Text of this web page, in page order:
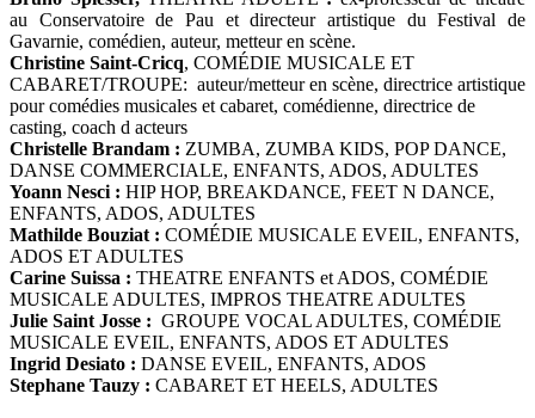
au Conservatoire de Pau et directeur artistique du Festival de
Gavarnie, comédien, auteur, metteur en scène.
Christine Saint-Cricq, COMÉDIE MUSICALE ET
CABARET/TROUPE: auteur/metteur en scène, directrice artistique
pour comédies musicales et cabaret, comédienne, directrice de
casting, coach d acteurs
Christelle Brandam : ZUMBA, ZUMBA KIDS, POP DANCE,
DANSE COMMERCIALE, ENFANTS, ADOS, ADULTES
Yoann Nesci : HIP HOP, BREAKDANCE, FEET N DANCE,
ENFANTS, ADOS, ADULTES
Mathilde Bouziat : COMÉDIE MUSICALE EVEIL, ENFANTS,
ADOS ET ADULTES
Carine Suissa : THEATRE ENFANTS et ADOS, COMÉDIE
MUSICALE ADULTES, IMPROS THEATRE ADULTES
Julie Saint Josse : GROUPE VOCAL ADULTES, COMÉDIE
MUSICALE EVEIL, ENFANTS, ADOS ET ADULTES
Ingrid Desiato : DANSE EVEIL, ENFANTS, ADOS
Stephane Tauzy : CABARET ET HEELS, ADULTES